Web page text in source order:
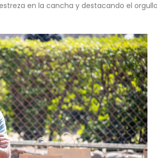
en la cancha y destacando el